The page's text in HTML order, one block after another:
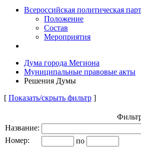
Всероссийская политическая
Положение
Состав
Мероприятия
Дума города Мегиона
Муниципальные правовые акты
Решения Думы
[ Показать/скрыть фильтр ]
Название:
Номер:
по